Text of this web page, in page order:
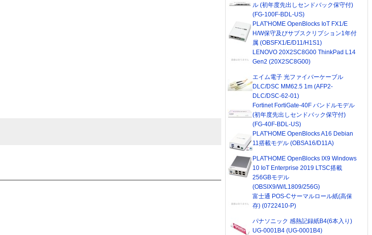
ル (初年度先出しセンドバック保守付)
(FG-100F-BDL-US)
PLAT'HOME OpenBlocks IoT FX1/E
H/W保守及びサブスクリプション1年付
属 (OBSFX1/E/D11/H1S1)
LENOVO 20X2SC8G00 ThinkPad L14
Gen2 (20X2SC8G00)
エイム電子 光ファイバーケーブル
DLC/DSC MM62.5 1m (AFP2-
DLC/DSC-62-01)
Fortinet FortiGate-40F バンドルモデル
(初年度先出しセンドバック保守付)
(FG-40F-BDL-US)
PLAT'HOME OpenBlocks A16 Debian
11搭載モデル (OBSA16/D11A)
PLAT'HOME OpenBlocks IX9 Windows
10 IoT Enterprise 2019 LTSC搭載
256GBモデル
(OBSIX9/W/L1809/256G)
富士通 POS-Cサーマルロール紙(高保
存) (0722410-P)
パナソニック 感熱記録紙B4(6本入り)
UG-0001B4 (UG-0001B4)